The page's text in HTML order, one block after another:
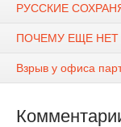
РУССКИЕ
ПОЧЕМУ ЕЩЕ
Взрыв у офиса